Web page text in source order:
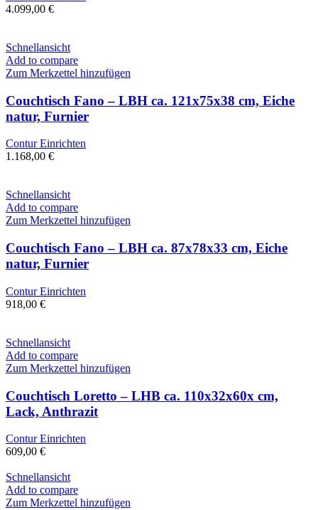
4.099,00 €
Schnellansicht
Add to compare
Zum Merkzettel hinzufügen
Couchtisch Fano – LBH ca. 121x75x38 cm, Eiche
natur, Furnier
Contur Einrichten
1.168,00 €
Schnellansicht
Add to compare
Zum Merkzettel hinzufügen
Couchtisch Fano – LBH ca. 87x78x33 cm, Eiche
natur, Furnier
Contur Einrichten
918,00 €
Schnellansicht
Add to compare
Zum Merkzettel hinzufügen
Couchtisch Loretto – LHB ca. 110x32x60x cm,
Lack, Anthrazit
Contur Einrichten
609,00 €
Schnellansicht
Add to compare
Zum Merkzettel hinzufügen